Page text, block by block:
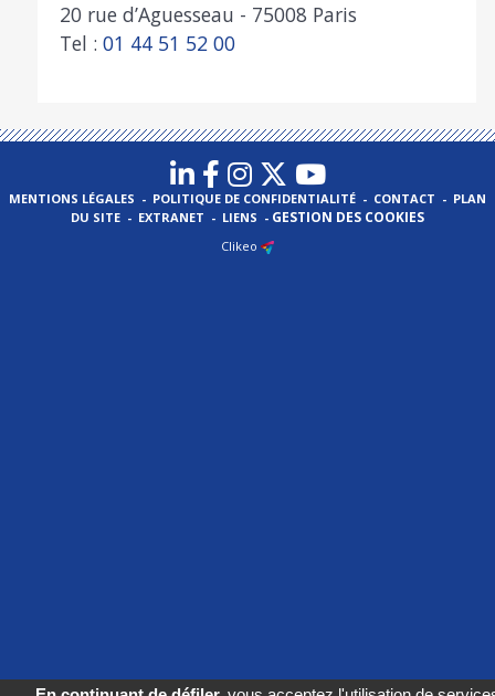
20 rue d’Aguesseau - 75008 Paris
Tel : 01 44 51 52 00
MENTIONS LÉGALES - POLITIQUE DE CONFIDENTIALITÉ - CONTACT - PLAN
DU SITE - EXTRANET - LIENS - GESTION DES COOKIES
Clikeo